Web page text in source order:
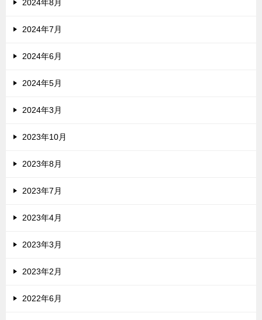
2024年8月
2024年7月
2024年6月
2024年5月
2024年3月
2023年10月
2023年8月
2023年7月
2023年4月
2023年3月
2023年2月
2022年6月